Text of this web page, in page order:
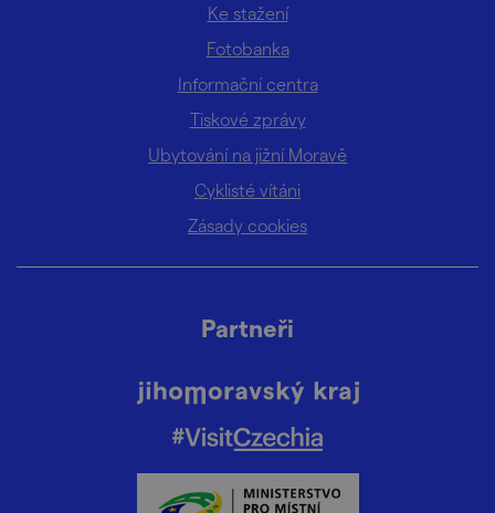
Ke stažení
Fotobanka
Informační centra
Tiskové zprávy
Ubytování na jižní Moravě
Cyklisté vítáni
Zásady cookies
Partneři